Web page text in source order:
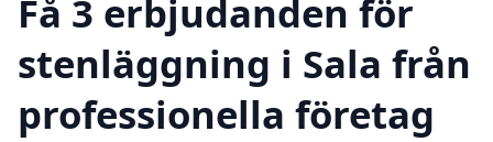
Få 3 erbjudanden för
stenläggning i Sala från
professionella företag